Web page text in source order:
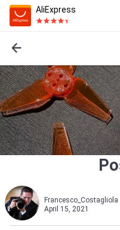
AliExpress
Francesco_Costagliola
April 15, 2021